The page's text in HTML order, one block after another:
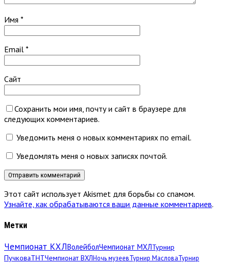
Имя *
Email *
Сайт
Сохранить мои имя, почту и сайт в браузере для
следующих комментариев.
Уведомить меня о новых комментариях по email.
Уведомлять меня о новых записях почтой.
Этот сайт использует Akismet для борьбы со спамом.
Узнайте, как обрабатываются ваши данные комментариев.
Метки
Чемпионат КХЛВолейболЧемпионат МХЛТурнир
ПучковаТНТЧемпионат ВХЛНочь музеевТурнир МасловаТурнир